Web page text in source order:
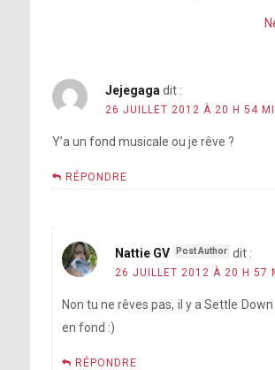
Jejegaga dit :
26 JUILLET 2012 À 20 H 54
Y’a un fond musicale ou je rêve ?
RÉPONDRE
Nattie GV dit :
26 JUILLET 2012 À 20 H 57
Non tu ne rêves pas, il y a Settle
en fond :)
RÉPONDRE